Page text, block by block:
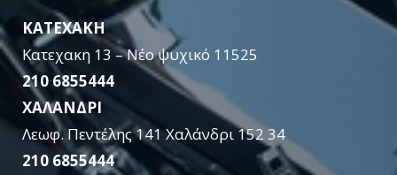
KATEXAKH
Κατεχακη 13 – Νέο ψυχικό 11525
210 6855444
ΧΑΛΑΝΔΡΙ
Λεωφ. Πεντέλης 141 Χαλάνδρι 152 34
210 6855444